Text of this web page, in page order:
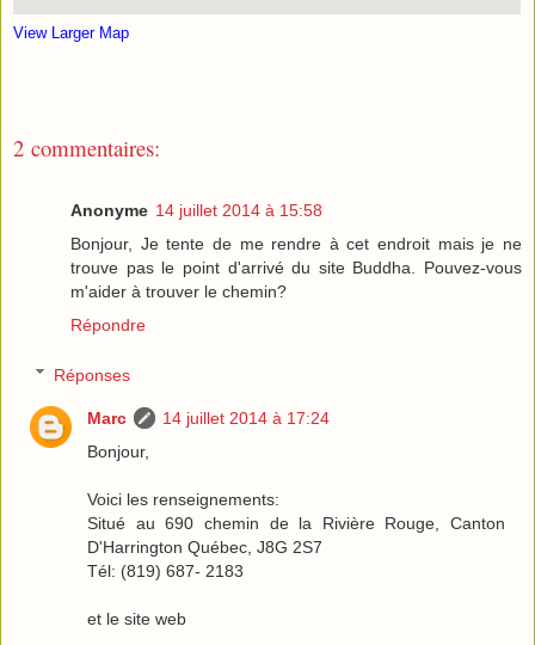
View Larger Map
2 commentaires:
Anonyme 14 juillet 2014 à 15:58
Bonjour, Je tente de me rendre à cet endroit mais je ne
trouve pas le point d'arrivé du site Buddha. Pouvez-vous
m'aider à trouver le chemin?
Répondre
Réponses
Marc
14 juillet 2014 à 17:24
Bonjour,
Voici les renseignements:
Situé au 690 chemin de la Rivière Rouge, Canton
D'Harrington Québec, J8G 2S7
Tél: (819) 687- 2183
et le site web